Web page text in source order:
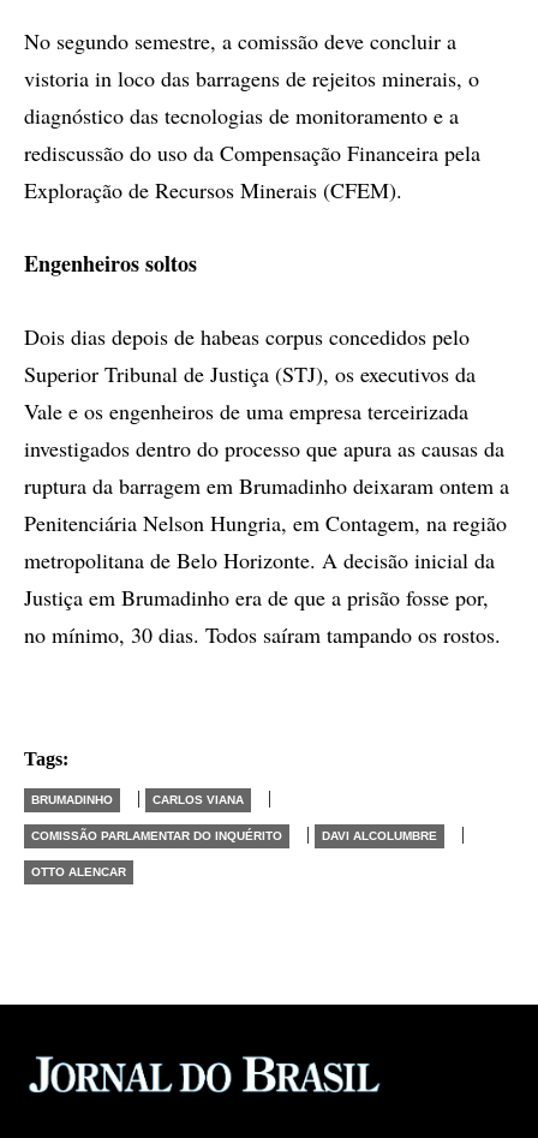
No segundo semestre, a comissão deve concluir a
vistoria in loco das barragens de rejeitos minerais, o
diagnóstico das tecnologias de monitoramento e a
rediscussão do uso da Compensação Financeira pela
Exploração de Recursos Minerais (CFEM).
Engenheiros soltos
Dois dias depois de habeas corpus concedidos pelo
Superior Tribunal de Justiça (STJ), os executivos da
Vale e os engenheiros de uma empresa terceirizada
investigados dentro do processo que apura as causas da
ruptura da barragem em Brumadinho deixaram ontem a
Penitenciária Nelson Hungria, em Contagem, na região
metropolitana de Belo Horizonte. A decisão inicial da
Justiça em Brumadinho era de que a prisão fosse por,
no mínimo, 30 dias. Todos saíram tampando os rostos.
Tags:
BRUMADINHO | CARLOS VIANA |
COMISSÃO PARLAMENTAR DO INQUÉRITO | DAVI ALCOLUMBRE |
OTTO ALENCAR